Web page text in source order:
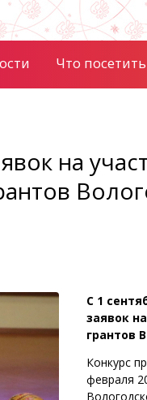
Что посетить
на
С 1
заявок
грантов
Конкурс
февраля